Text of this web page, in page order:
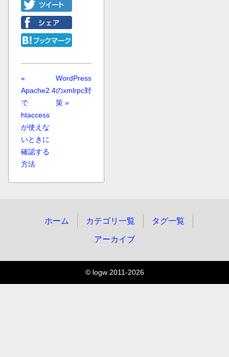
«
Apache2.4
で
htaccess
が使えな
いときに
確認する
方法
WordPress
のxmlrpc対
策 »
ホーム カテゴリ一覧 タグ一覧
アーカイブ
© logw 2011-2026